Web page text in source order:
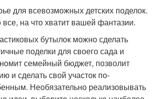
для всевозможных детских поделок.
на что хватит вашей фантазии.
бутылок можно сделать
поделки для своего сада и
семейный бюджет, позволит
и сделать свой участок по-
Необязательно реализовывать